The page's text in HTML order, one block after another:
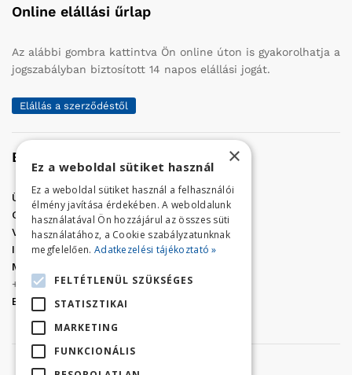
Online elállási űrlap
Az alábbi gombra kattintva Ön online úton is gyakorolhatja a
jogszabályban biztosított 14 napos elállási jogát.
Elállás a szerződéstől
Elérhetőség
Üzletünk címe:Szolnok, Vércse út 17.
Golf Center Áruház:06 (56) 423-324
VÁR-Kert Áruház: 06 (56) 429-771
Iroda:06 (56) 421-857
Megrendelés, termék információ:
+36 (70) 938-3356
E-mail:
golfaruhaz@gmail.com
×
Ez a weboldal sütiket használ
Ez a weboldal sütiket használ a felhasználói
élmény javítása érdekében. A weboldalunk
használatával Ön hozzájárul az összes süti
használatához, a Cookie szabályzatunknak
megfelelően. Adatkezelési tájékoztató »
FELTÉTLENÜL SZÜKSÉGES
STATISZTIKAI
MARKETING
FUNKCIONÁLIS